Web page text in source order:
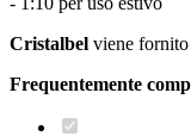
Cristalbel viene
Frequentemente